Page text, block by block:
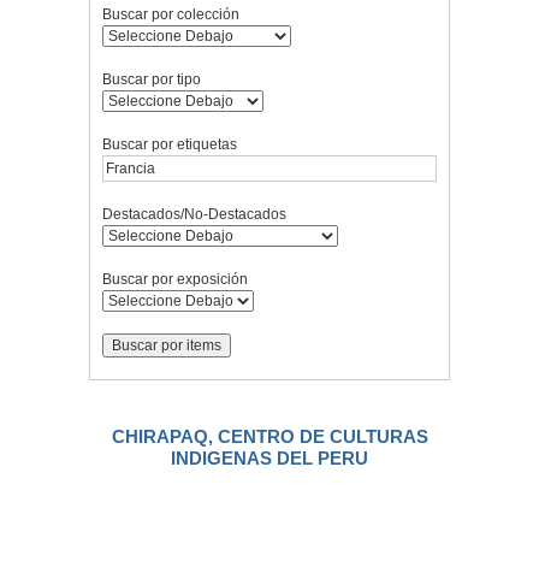
Buscar por colección
Buscar por tipo
Buscar por etiquetas
Destacados/No-Destacados
Buscar por exposición
CHIRAPAQ, CENTRO DE CULTURAS
INDIGENAS DEL PERU